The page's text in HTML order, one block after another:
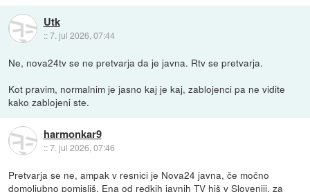
Utk
::7. jul 2026, 07:44
Ne, nova24tv se ne pretvarja da je javna. Rtv se pretvarja.
Kot pravim, normalnim je jasno kaj je kaj, zablojenci pa ne vidite
kako zablojeni ste.
harmonkar9
::7. jul 2026, 07:46
Pretvarja se ne, ampak v resnici je Nova24 javna, če močno
domoljubno pomisliš. Ena od redkih javnih TV hiš v Sloveniji, za